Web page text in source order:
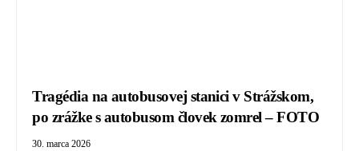
Tragédia na autobusovej stanici v Strážskom,
po zrážke s autobusom človek zomrel – FOTO
30. marca 2026